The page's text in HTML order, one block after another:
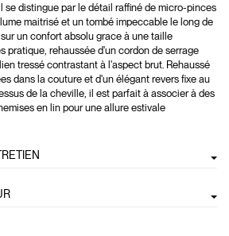
se distingue par le détail raffiné de micro-pinces
maitrisé et un tombé impeccable le long de
un confort absolu grace à une taille
pratique, rehaussée d'un cordon de serrage
tressé contrastant à l'aspect brut. Rehaussé
dans la couture et d'un élégant revers fixe au
de la cheville, il est parfait à associer à des
en lin pour une allure estivale